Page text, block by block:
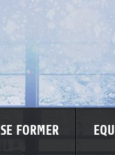
SE FORMER